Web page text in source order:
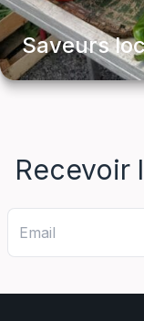
Saveurs
Recevoir